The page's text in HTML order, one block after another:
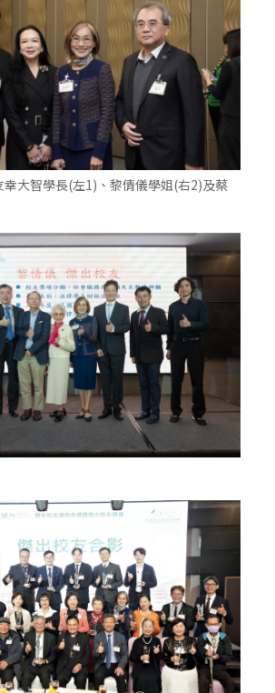
幸大智學長(左1)、黎倩儀學姐(右2)及蔡